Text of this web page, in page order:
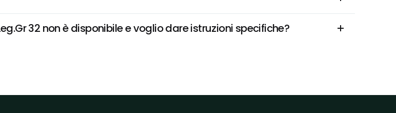
32 non è disponibile e voglio dare istruzioni specifiche?